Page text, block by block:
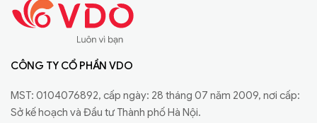
CÔNG TY CỔ PHẦN VDO
MST: 0104076892, cấp ngày: 28 tháng 07 năm 2009, nơi cấp:
Sở kế hoạch và Đầu tư Thành phố Hà Nội.